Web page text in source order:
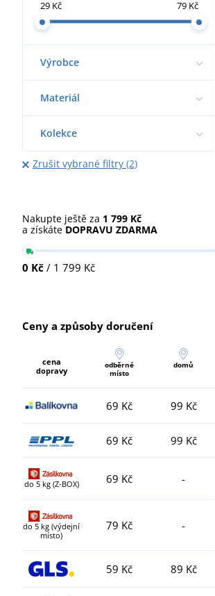
29 Kč 79 Kč
Výrobce
Materiál
Kolekce
Zrušit vybrané filtry (2)
Nakupte ještě za 1 799 Kč
a získáte DOPRAVU ZDARMA
0 Kč / 1 799 Kč
Ceny a způsoby doručení
cena
dopravy
odběrné
místo
domů
69 Kč 99 Kč
69 Kč 99 Kč
do 5 kg (Z-BOX) 69 Kč -
do 5 kg (výdejní
místo)
79 Kč -
59 Kč 89 Kč